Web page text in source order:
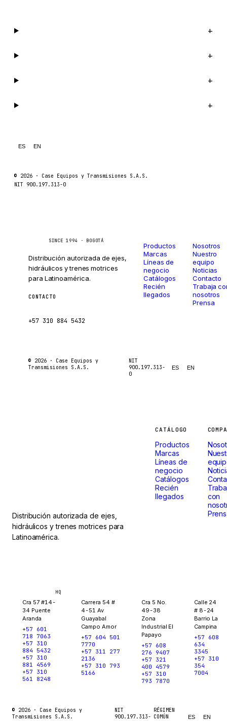
+
+
+
+
ES EN
© 2026 · Case Equipos y Transmisiones S.A.S.
NIT 900.197.313-0
SINCE 1994 · BOGOTÁ
Distribución autorizada de ejes,
hidráulicos y trenes motrices
para Latinoamérica.
CONTACTO
+57 310 884 5432
Productos
Marcas
Líneas de
negocio
Catálogos
Recién
llegados
Nosotros
Nuestro
equipo
Noticias
Contacto
Trabaja
nosotros
Prensa
© 2026 · Case Equipos y
Transmisiones S.A.S.
NIT
900.197.313-
0
ES EN
Distribución autorizada de ejes,
hidráulicos y trenes motrices para
Latinoamérica.
CATÁLOGO
Productos
Marcas
Líneas de
negocio
Catálogos
Recién
llegados
con
HQ
Cra 57 #14-
34 Puente
Aranda
+57 601
718 7063
+57 310
884 5432
+57 310
881 4569
+57 310
561 8248
Carrera 54 #
4-51 Av
Guayabal
Campo Amor
+57 604 501
7770
+57 311 277
2136
+57 310 793
5166
Cra 5 No.
49-38
Zona
Industrial El
Papayo
+57 608
276 9407
+57 321
400 4579
+57 310
793 7870
Calle 24
# 8-24
Barrio La
Campina
+57 608
634
3345
+57 310
354
7004
© 2026 · Case Equipos y
Transmisiones S.A.S.
NIT
900.197.313-
RÉGIMEN
COMÚN
ES EN